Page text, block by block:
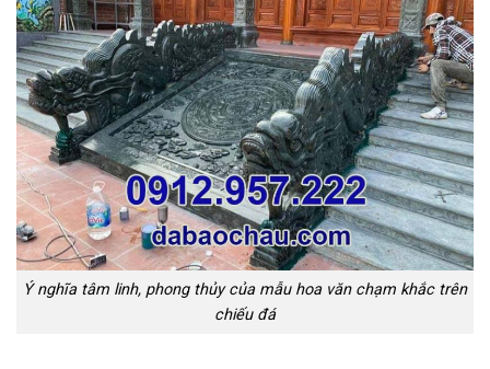
Ý nghĩa tâm linh, phong thủy của mẫu hoa văn chạm khắc trên
chiếu đá